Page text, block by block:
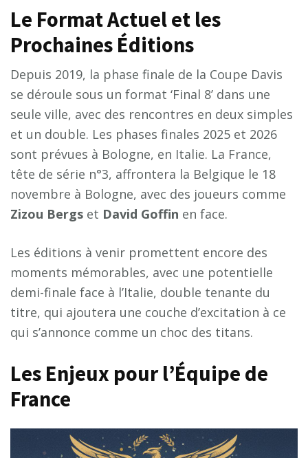
Le Format Actuel et les
Prochaines Éditions
Depuis 2019, la phase finale de la Coupe Davis
se déroule sous un format ‘Final 8’ dans une
seule ville, avec des rencontres en deux simples
et un double. Les phases finales 2025 et 2026
sont prévues à Bologne, en Italie. La France,
tête de série n°3, affrontera la Belgique le 18
novembre à Bologne, avec des joueurs comme
Zizou Bergs et David Goffin en face.
Les éditions à venir promettent encore des
moments mémorables, avec une potentielle
demi-finale face à l’Italie, double tenante du
titre, qui ajoutera une couche d’excitation à ce
qui s’annonce comme un choc des titans.
Les Enjeux pour l’Équipe de
France